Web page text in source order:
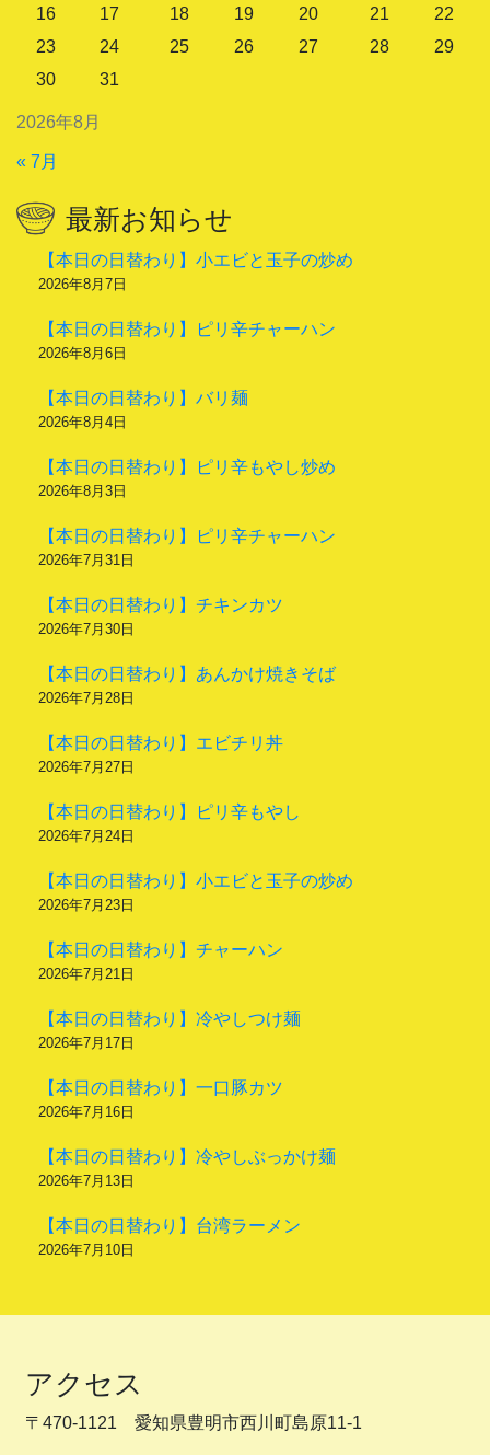
2026年8月
16
17 18 19 20 21
22
23
24 25 26 27 28
29
30
31
« 7月
最新お知らせ
【本日の日替わり】小エビと玉子の炒め
2026年8月7日
【本日の日替わり】ピリ辛チャーハン
2026年8月6日
【本日の日替わり】バリ麺
2026年8月4日
【本日の日替わり】ピリ辛もやし炒め
2026年8月3日
【本日の日替わり】ピリ辛チャーハン
2026年7月31日
【本日の日替わり】チキンカツ
2026年7月30日
【本日の日替わり】あんかけ焼きそば
2026年7月28日
【本日の日替わり】エビチリ丼
2026年7月27日
【本日の日替わり】ピリ辛もやし
2026年7月24日
【本日の日替わり】小エビと玉子の炒め
2026年7月23日
【本日の日替わり】チャーハン
2026年7月21日
【本日の日替わり】冷やしつけ麺
2026年7月17日
【本日の日替わり】一口豚カツ
2026年7月16日
【本日の日替わり】冷やしぶっかけ麺
2026年7月13日
【本日の日替わり】台湾ラーメン
2026年7月10日
アクセス
〒470-1121 愛知県豊明市西川町島原11-1